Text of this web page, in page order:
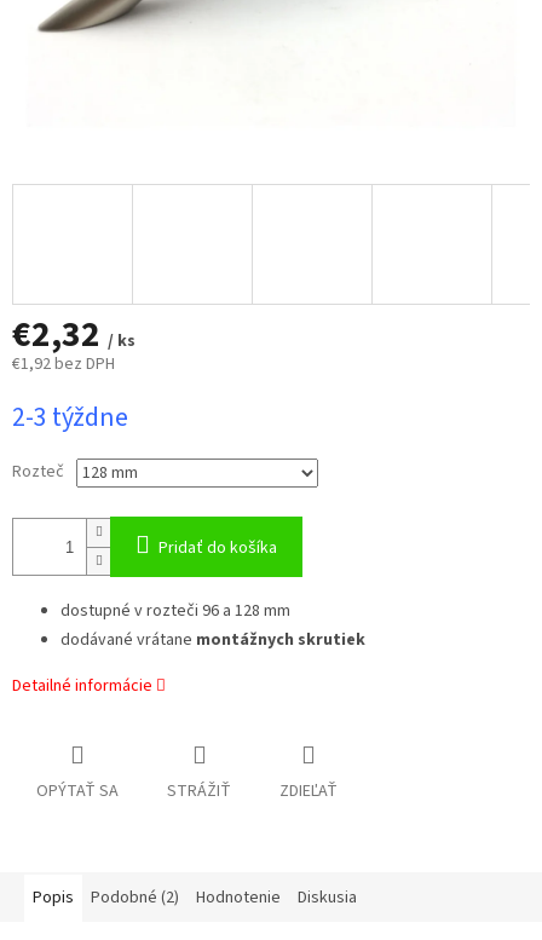
€2,32 / ks
€1,92 bez DPH
cena:
2-3 týždne
Rozteč
Pridať do košíka
dostupné v rozteči 96 a 128 mm
dodávané vrátane montážnych skrutiek
Detailné informácie
OPÝTAŤ SA STRÁŽIŤ ZDIEĽAŤ
Popis Podobné (2) Hodnotenie Diskusia